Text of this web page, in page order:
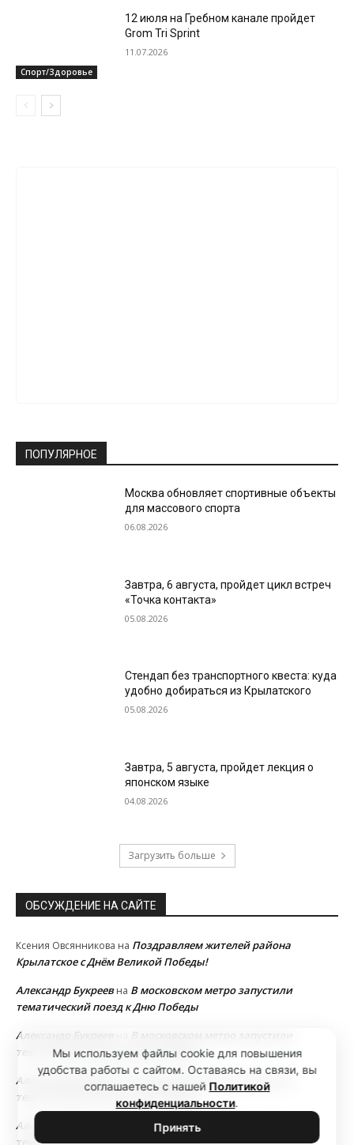
Спорт/Здоровье
12 июля на Гребном канале пройдет
Grom Tri Sprint
11.07.2026
ПОПУЛЯРНОЕ
Москва обновляет спортивные объекты
для массового спорта
06.08.2026
Завтра, 6 августа, пройдет цикл встреч
«Точка контакта»
05.08.2026
Стендап без транспортного квеста: куда
удобно добираться из Крылатского
05.08.2026
Завтра, 5 августа, пройдет лекция о
японском языке
04.08.2026
Загрузить больше
ОБСУЖДЕНИЕ НА САЙТЕ
Ксения Овсянникова на Поздравляем жителей района
Крылатское с Днём Великой Победы!
Александр Букреевна В московском метро запустили
тематический поезд к Дню Победы
Александр Букреев
В московском метро запустили
тематический поезд к Дню Победы
Александр Букреев
В московском метро запустили
тематический поезд к Дню Победы
Александр Букреев
В московском метро запустили
тематический поезд к Дню Победы
Мы используем файлы cookie для повышения
удобства работы с сайтом. Оставаясь на связи, вы
соглашаетесь с нашей Политикой
конфиденциальности.
Принять